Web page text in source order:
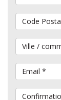
Code Postal
Ville /
Email*